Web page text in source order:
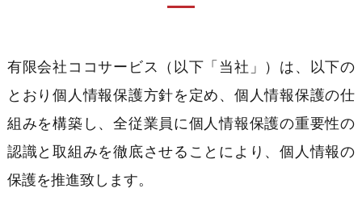
有限会社ココサービス（以下「当社」）は、以下の
とおり個人情報保護方針を定め、個人情報保護の仕
組みを構築し、全従業員に個人情報保護の重要性の
認識と取組みを徹底させることにより、個人情報の
保護を推進致します。